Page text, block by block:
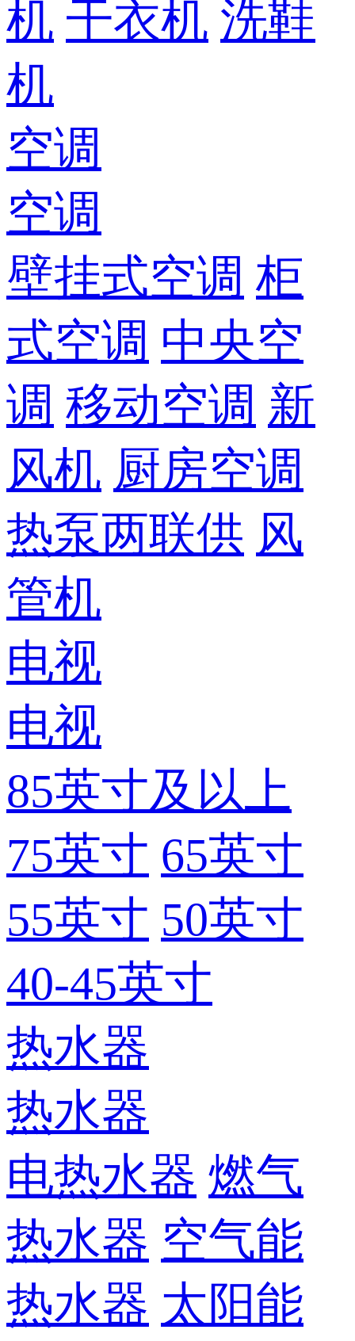
机 干衣机 洗鞋
机
空调
空调
壁挂式空调 柜
式空调 中央空
调 移动空调 新
风机 厨房空调
热泵两联供 风
管机
电视
电视
85英寸及以上
75英寸 65英寸
55英寸 50英寸
40-45英寸
热水器
热水器
电热水器 燃气
热水器 空气能
热水器 太阳能